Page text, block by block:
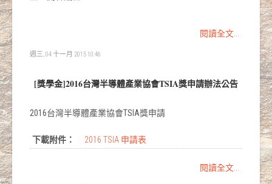
閱讀全文...
週三, 04 十一月 2015 10:46
[獎學金]2016台灣半導體產業協會TSIA獎申請辦法公告
2016台灣半導體產業協會TSIA獎申請
下載附件： 2016 TSIA 申請表
閱讀全文...